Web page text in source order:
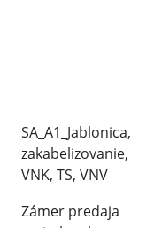
SA_A1_Jablonica,
zakabelizovanie,
VNK, TS, VNV
Zámer predaja